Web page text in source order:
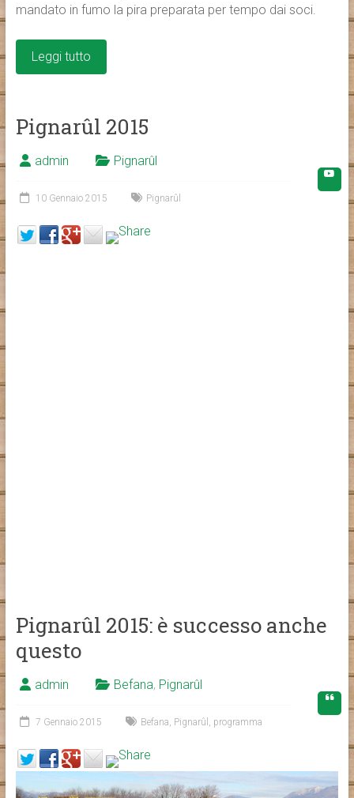
mandato in fumo la pira preparata per tempo dai soci.
Leggi tutto
Pignarûl 2015
admin Pignarûl
10 Gennaio 2015 Pignarûl
Pignarûl 2015: è successo anche
questo
admin Befana, Pignarûl
7 Gennaio 2015 Befana, Pignarûl , programma